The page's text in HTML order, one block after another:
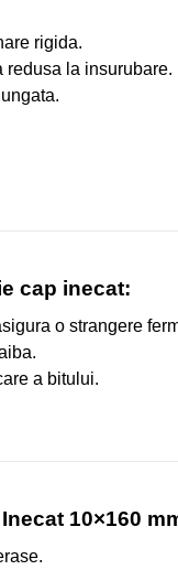
rigida.
redusa la insurubare.
cap inecat:
o strangere
a bitului.
10×160